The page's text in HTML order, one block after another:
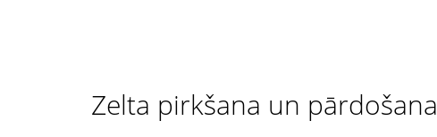
Zelta pirkšana un pārdošana